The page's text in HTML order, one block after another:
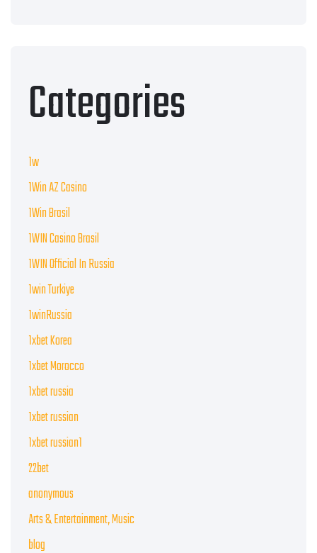
Categories
1w
1Win AZ Casino
1Win Brasil
1WIN Casino Brasil
1WIN Official In Russia
1win Turkiye
1winRussia
1xbet Korea
1xbet Morocco
1xbet russia
1xbet russian
1xbet russian1
22bet
anonymous
Arts & Entertainment, Music
blog